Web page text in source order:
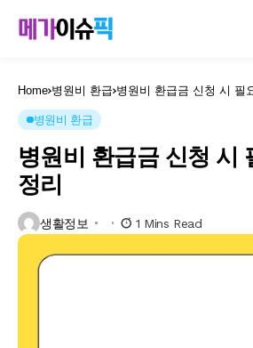
Home 병원비 환급 병원비 환급금 신청 시 필
병원비 환급
병원비 환급금 신청 시
정리
생활정보 1 Mins Read